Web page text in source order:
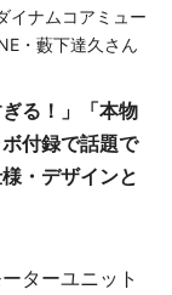
イナムコアミュー
・藪下達久さん
る！」「本物
付録で話題で
・デザインと
ターユニット